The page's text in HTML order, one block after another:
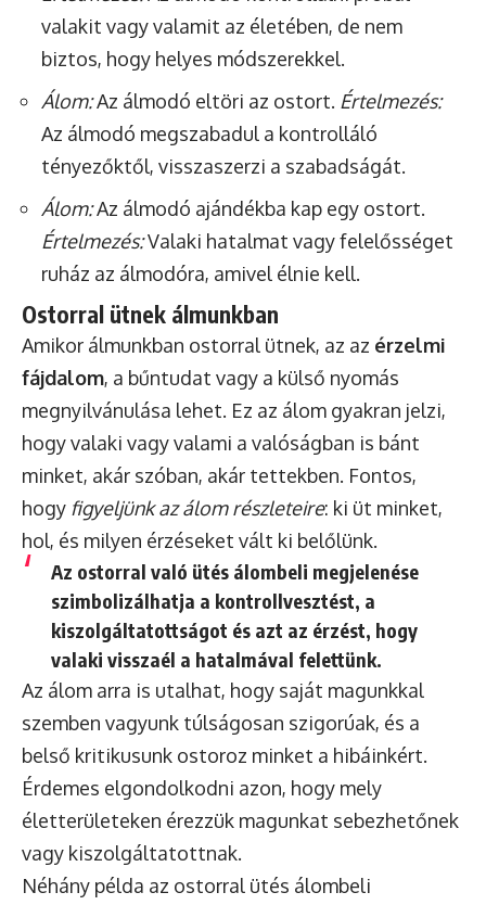
valakit vagy valamit az életében, de nem
biztos, hogy helyes módszerekkel.
Álom:Az álmodó eltöri az ostort. Értelmezés:
Az álmodó megszabadul a kontrolláló
tényezőktől, visszaszerzi a szabadságát.
Álom:Az álmodó ajándékba kap egy ostort.
Értelmezés:Valaki hatalmat vagy felelősséget
ruház az álmodóra, amivel élnie kell.
Ostorral ütnek álmunkban
Amikor álmunkban ostorral ütnek, az az érzelmi
fájdalom, a bűntudat vagy a külső nyomás
megnyilvánulása lehet. Ez az álom gyakran jelzi,
hogy valaki vagy valami a valóságban is bánt
minket, akár szóban, akár tettekben. Fontos,
hogy figyeljünk az álom részleteire: ki üt minket,
hol, és milyen érzéseket vált ki belőlünk.
Az ostorral való ütés álombeli megjelenése
szimbolizálhatja a kontrollvesztést, a
kiszolgáltatottságot és azt az érzést, hogy
valaki visszaél a hatalmával felettünk.
Az álom arra is utalhat, hogy saját magunkkal
szemben vagyunk túlságosan szigorúak, és a
belső kritikusunk ostoroz minket a hibáinkért.
Érdemes elgondolkodni azon, hogy mely
életterületeken érezzük magunkat sebezhetőnek
vagy kiszolgáltatottnak.
Néhány példa az ostorral ütés álombeli